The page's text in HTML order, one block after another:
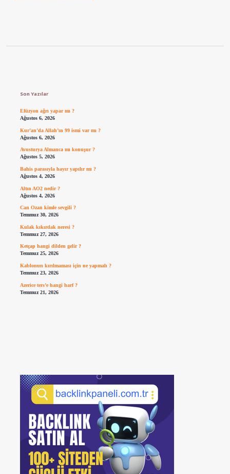
Son Yazılar
Efüzyon ağrı yapar mı ?
Ağustos 6, 2026
Kur’an’da Allah’ın 99 ismi var mı ?
Ağustos 6, 2026
Avusturya Almanca mı konuşur ?
Ağustos 5, 2026
Bahis parasıyla hayır yapılır mı ?
Ağustos 4, 2026
Altın AO2 nedir ?
Ağustos 4, 2026
Can Ozan kimle sevgili ?
Temmuz 30, 2026
Kulak kıkırdak neresi ?
Temmuz 27, 2026
Ketçap hangi dilden gelir ?
Temmuz 25, 2026
Kablonun kırılmaması için ne yapmalı ?
Temmuz 23, 2026
Azerice ters’e hangi harf ?
Temmuz 21, 2026